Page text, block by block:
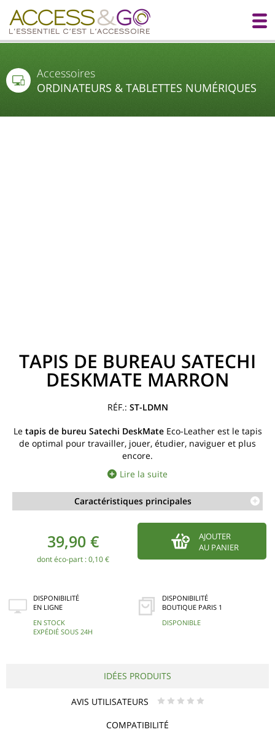
Accessoires
ORDINATEURS & TABLETTES NUMÉRIQUES
TAPIS DE BUREAU SATECHI
DESKMATE MARRON
ST-LDMN
Le tapis de bureu Satechi DeskMateEco-Leather est le tapis
de optimal pour travailler, jouer, étudier, naviguer et plus
encore.
Lire la suite
Caractéristiques principales
39,90 €
dont éco-part : 0,10 €
AJOUTER
AU PANIER
DISPONIBILITÉ
EN LIGNE
EN STOCK
EXPÉDIÉ SOUS 24H
DISPONIBILITÉ
BOUTIQUE PARIS 1
DISPONIBLE
IDÉES PRODUITS
AVIS UTILISATEURS * * * * *
COMPATIBILITÉ